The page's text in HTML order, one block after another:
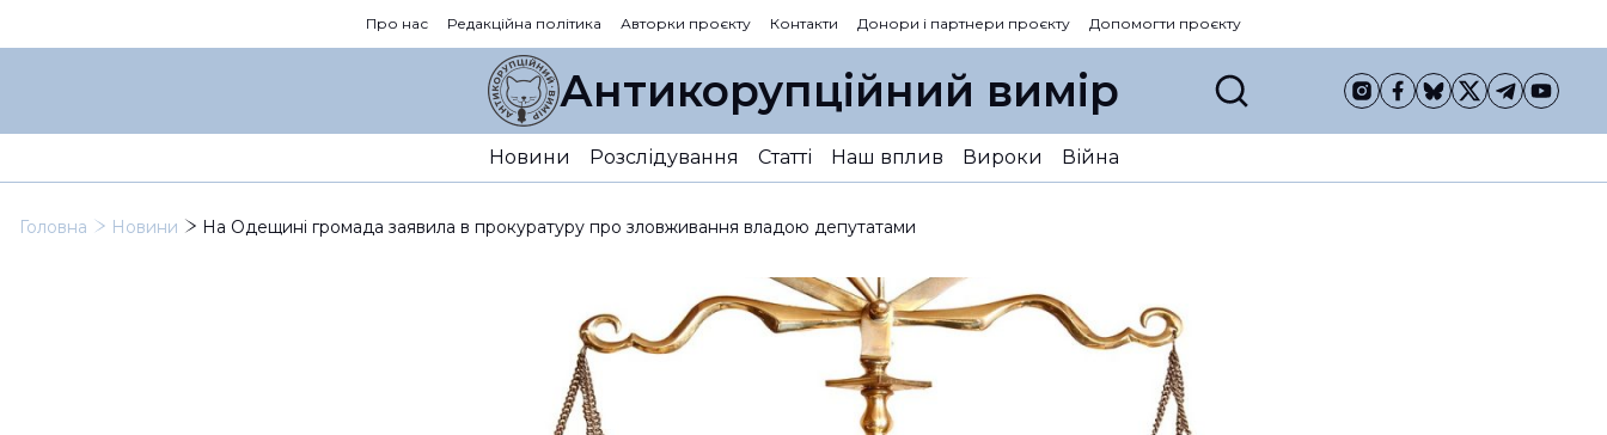
Про нас Редакційна політика Авторки проєкту Контакти Донори і партнери проєкту Допомогти проєкту
Антикорупційний вимір
Новини Розслідування Статті Наш вплив Вироки Війна
Головна Новини На Одещині громада заявила в прокуратуру про зловживання владою депутатами